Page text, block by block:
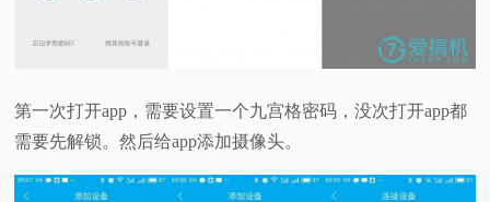
第一次打开app，需要设置一个九宫格密码，没次打开app都
需要先解锁。然后给app添加摄像头。